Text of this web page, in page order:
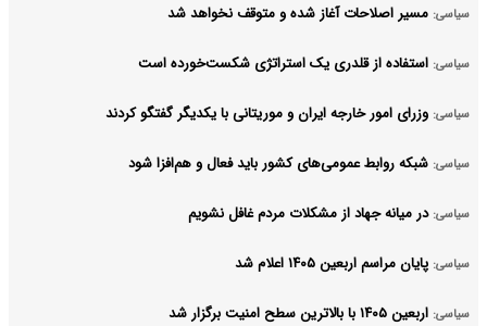
سیاسی: مسیر اصلاحات آغاز شده و متوقف نخواهد شد
سیاسی: استفاده از قلدری یک استراتژی شکست‌خورده است
سیاسی: وزرای امور خارجه ایران و موریتانی با یکدیگر گفتگو کردند
سیاسی: شبکه روابط عمومی‌های کشور باید فعال و هم‌افزا شود
سیاسی: در میانه جهاد از مشکلات مردم غافل نشویم
سیاسی: پایان مراسم اربعین ۱۴۰۵ اعلام شد
سیاسی: اربعین ۱۴۰۵ با بالاترین سطح امنیت برگزار شد